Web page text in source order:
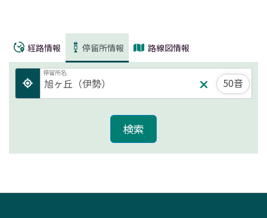
経路情報 停留所情報 路線図情報
停留所名
50音